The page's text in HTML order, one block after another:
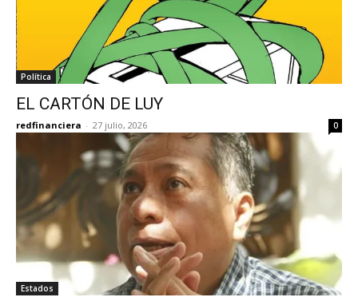
Política
EL CARTÓN DE LUY
redfinanciera - 27 julio, 2026 0
Estados